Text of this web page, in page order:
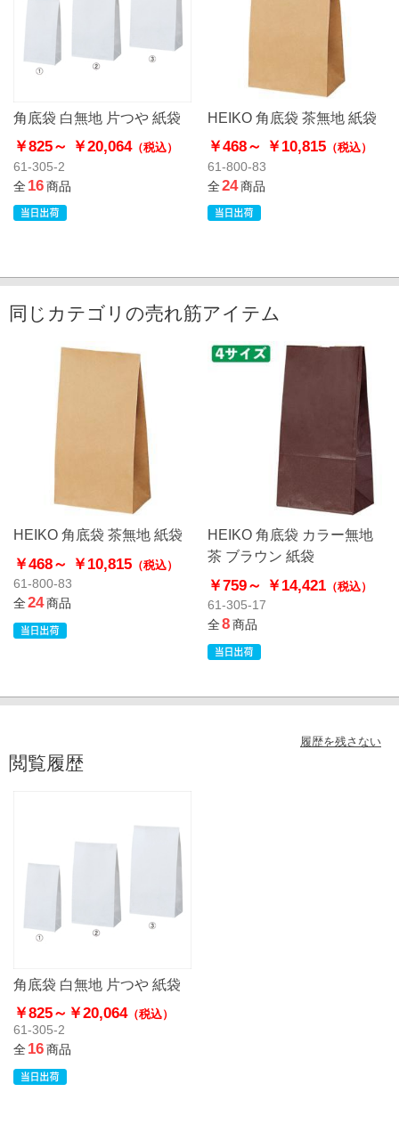
角底袋 白無地 片つや 紙袋
￥825～ ￥20,064（税込）
61-305-2
全16商品
HEIKO 角底袋 茶無地 紙袋
￥468～ ￥10,815（税込）
61-800-83
全24商品
同じカテゴリの売れ筋アイテム
HEIKO 角底袋 茶無地 紙袋
￥468～ ￥10,815 （税込）
61-800-83
全24商品
HEIKO 角底袋 カラー無地
茶 ブラウン 紙袋
￥759～ ￥14,421（税込）
61-305-17
全8商品
履歴を残さない
閲覧履歴
角底袋 白無地 片つや 紙袋
￥825～ ￥20,064（税込）
61-305-2
全16商品